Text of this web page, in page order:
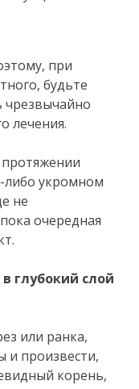
при
будьте
чрезвычайно
лечения.
либо укромном
не
очередная
глубокий слой
или ранка,
и произвести,
корень,